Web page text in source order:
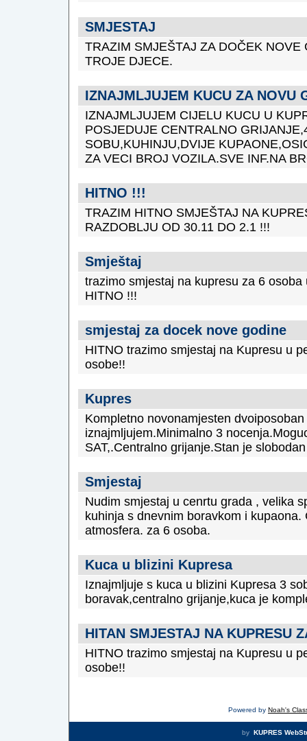
SMJESTAJ
TRAZIM SMJEŠTAJ ZA DOČEK
TROJE DJECE.
IZNAJMLJUJEM KUCU ZA NOVU
IZNAJMLJUJEM CIJELU KUCU U
POSJEDUJE CENTRALNO
SOBU,KUHINJU,DVIJE
ZA VECI BROJ VOZILA.SVE INF.NA
HITNO !!!
TRAZIM HITNO SMJEŠTAJ NA
RAZDOBLJU OD 30.11 DO 2.1 !!!
Smještaj
trazimo smjestaj na kupresu za 6
HITNO !!!
smjestaj za docek nove godine
HITNO trazimo smjestaj na Kupresu u
osobe!!
Kupres
Kompletno novonamjesten
iznajmljujem.Minimalno 3
SAT,.Centralno grijanje.Stan je
Smjestaj
Nudim smjestaj u cenrtu grada , velika
kuhinja s dnevnim boravkom i
atmosfera. za 6 osoba.
Kuca u blizini Kupresa
Iznajmljuje s kuca u blizini Kupresa 3
boravak,centralno grijanje,kuca je
HITAN SMJESTAJ NA KUPRESU
HITNO trazimo smjestaj na Kupresu u
osobe!!
Powered by Noah's
by KUPRES